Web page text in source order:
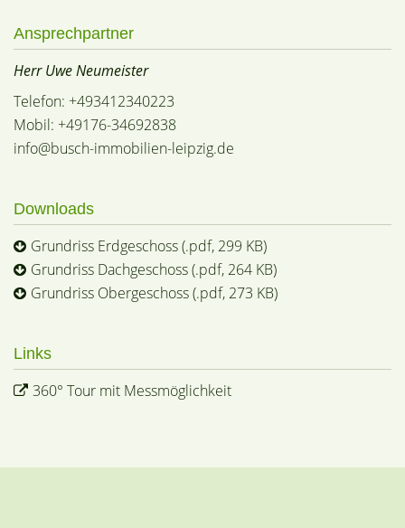
Ansprechpartner
Herr Uwe Neumeister
Telefon: +493412340223
Mobil: +49176-34692838
info@busch-immobilien-leipzig.de
Downloads
Grundriss Erdgeschoss (.pdf, 299 KB)
Grundriss Dachgeschoss (.pdf, 264 KB)
Grundriss Obergeschoss (.pdf, 273 KB)
Links
360° Tour mit Messmöglichkeit